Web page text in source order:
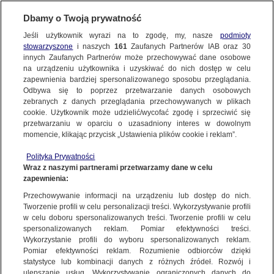
KONTAKT24|NAJNOWSZE
Zderzenie w Rzeszowie. Kierowca nie żyje,
są ranni
17 LUTEGO 2013 7:59
KONTAKT24
Wyślij Materiał
WYŚLIJ MATERIAŁ
NAJNOWSZE
GORĄCE TEMATY
WIĘCEJ
KANAŁY
Dzień dobry!
Jedno konto do wszystkich usług
Dbamy o Twoją prywatność
Jeśli użytkownik wyrazi na to zgodę, my, nasze podmioty
stowarzyszone i naszych 161Zaufanych Partnerów IAB oraz 30
innych Zaufanych Partnerów może przechowywać dane osobowe
na urządzeniu użytkownika i uzyskiwać do nich dostęp w celu
zapewnienia bardziej spersonalizowanego sposobu przeglądania.
Odbywa się to poprzez przetwarzanie danych osobowych
zebranych z danych przeglądania przechowywanych w plikach
cookie. Użytkownik może udzielić/wycofać zgodę i sprzeciwić się
przetwarzaniu w oparciu o uzasadniony interes w dowolnym
momencie, klikając przycisk „Ustawienia plików cookie i reklam”.
Polityka Prywatności
Wraz z naszymi partnerami przetwarzamy dane w celu
zapewnienia:
Przechowywanie informacji na urządzeniu lub dostęp do nich.
Tworzenie profili w celu personalizacji treści. Wykorzystywanie profili
w celu doboru spersonalizowanych treści. Tworzenie profili w celu
spersonalizowanych reklam. Pomiar efektywności treści.
Wykorzystanie profili do wyboru spersonalizowanych reklam.
Pomiar efektywności reklam. Rozumienie odbiorców dzięki
statystyce lub kombinacji danych z różnych źródeł. Rozwój i